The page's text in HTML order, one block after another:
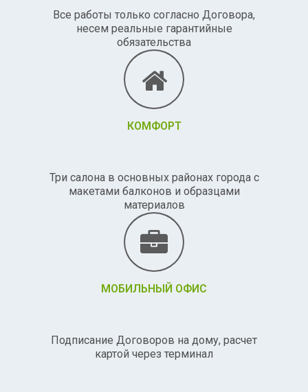
Все работы только согласно Договора,
несем реальные гарантийные
обязательства
КОМФОРТ
Три салона в основных районах города с
макетами балконов и образцами
материалов
МОБИЛЬНЫЙ ОФИС
Подписание Договоров на дому, расчет
картой через терминал